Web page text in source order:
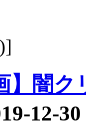
】闇
12-